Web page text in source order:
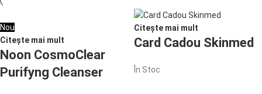
Nou
Citește mai mult
Noon CosmoClear
Purifyng Cleanser
Citește mai mult
Card Cadou Skinmed
În Stoc